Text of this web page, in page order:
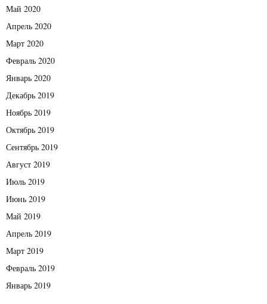
Май 2020
Апрель 2020
Март 2020
Февраль 2020
Январь 2020
Декабрь 2019
Ноябрь 2019
Октябрь 2019
Сентябрь 2019
Август 2019
Июль 2019
Июнь 2019
Май 2019
Апрель 2019
Март 2019
Февраль 2019
Январь 2019